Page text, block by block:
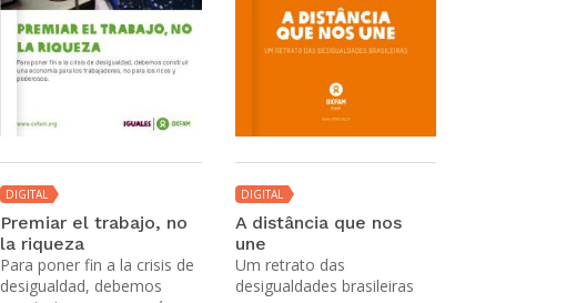
DIGITAL
Premiar el trabajo, no
la riqueza
Para poner fin a la crisis de
desigualdad, debemos
DIGITAL
A distância que nos
une
Um retrato das
desigualdades brasileiras